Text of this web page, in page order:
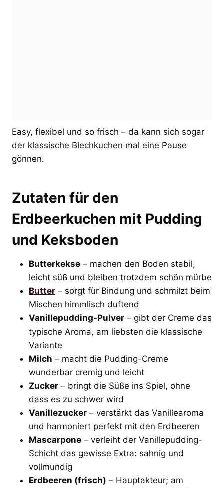
Easy, flexibel und so frisch – da kann sich sogar
der klassische Blechkuchen mal eine Pause
gönnen.
Zutaten für den
Erdbeerkuchen mit Pudding
und Keksboden
Butterkekse – machen den Boden stabil,
leicht süß und bleiben trotzdem schön mürbe
Butter – sorgt für Bindung und schmilzt beim
Mischen himmlisch duftend
Vanillepudding-Pulver – gibt der Creme das
typische Aroma, am liebsten die klassische
Variante
Milch – macht die Pudding-Creme
wunderbar cremig und leicht
Zucker – bringt die Süße ins Spiel, ohne
dass es zu schwer wird
Vanillezucker – verstärkt das Vanillearoma
und harmoniert perfekt mit den Erdbeeren
Mascarpone – verleiht der Vanillepudding-
Schicht das gewisse Extra: sahnig und
vollmundig
Erdbeeren (frisch) – Hauptakteur; am